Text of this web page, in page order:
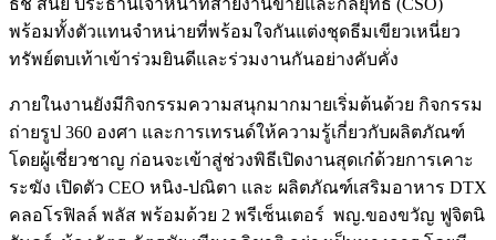
พร้อมทั้งตัวแทนจำหน่ายที่พร้อมใจกันแต่งชุดธีมเขียวเหนี่ยว
ทรัพย์ตบเท้าเข้าร่วมยินดีและร่วมงานกันอย่างคับคั่ง
ภายในงานยังมีกิจกรรมความสนุกมากมายเริ่มต้นด้วย กิจกรรม
ถ่ายรูป 360 องศา และการเทรนด์ให้ความรู้เกี่ยวกับผลิตภัณฑ์
โดยผู้เชี่ยวชาญ ก่อนจะเข้าสู่ช่วงพิธีเปิดงานสุดเก๋ด้วยการเคาะ
ระฆัง เปิดตัว CEO หนิง-ปณิตา และ ผลิตภัณฑ์เสริมอาหาร DTX
คลอโรฟิลล์ พลัส พร้อมด้วย 2 พรีเซ็นเตอร์ พญ.ของขวัญ ฟูจิตนิ